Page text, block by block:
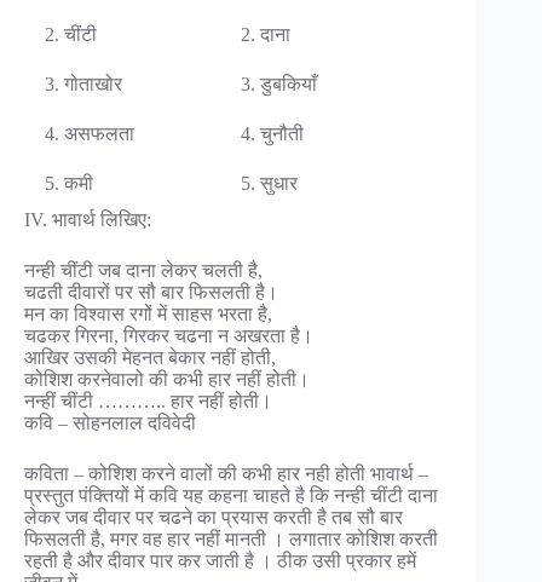
2. चींटी 2. दाना
3. गोताखोर 3. डुबकियाँ
4. असफलता 4. चुनौती
5. कमी
5. सुधार
IV. भावार्थ लिखिए:
नन्ही चींटी जब दाना लेकर चलती है,
चढती दीवारों पर सौ बार फिसलती है।
मन का विश्वास रगों में साहस भरता है,
चढकर गिरना, गिरकर चढना न अखरता है।
आखिर उसकी मेहनत बेकार नहीं होती,
कोशिश करनेवालो की कभी हार नहीं होती।
नन्हीं चींटी ……….. हार नहीं होती।
कवि – सोहनलाल दविवेदी
कविता – कोशिश करने वालों की कभी हार नही होती भावार्थ –
प्रस्तुत पंक्तियों में कवि यह कहना चाहते है कि नन्ही चींटी दाना
लेकर जब दीवार पर चढने का प्रयास करती है तब सौ बार
फिसलती है, मगर वह हार नहीं मानती । लगातार कोशिश करती
रहती है और दीवार पार कर जाती है । ठीक उसी प्रकार हमें